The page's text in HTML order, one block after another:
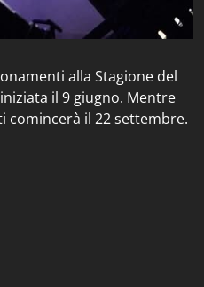
alla Stagione del
il 9 giugno. Mentre
comincerà il 22 settembre.